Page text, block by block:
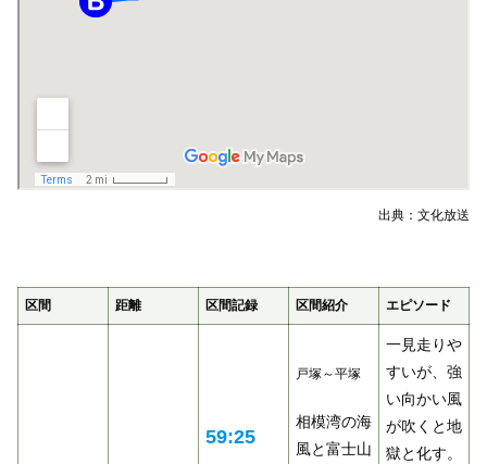
出典：文化放送
区間 距離 区間記録 区間紹介 エピソード
59:25
戸塚～平塚
相模湾の海
風と富士山
一見走りや
すいが、強
い向かい風
が吹くと地
獄と化す。